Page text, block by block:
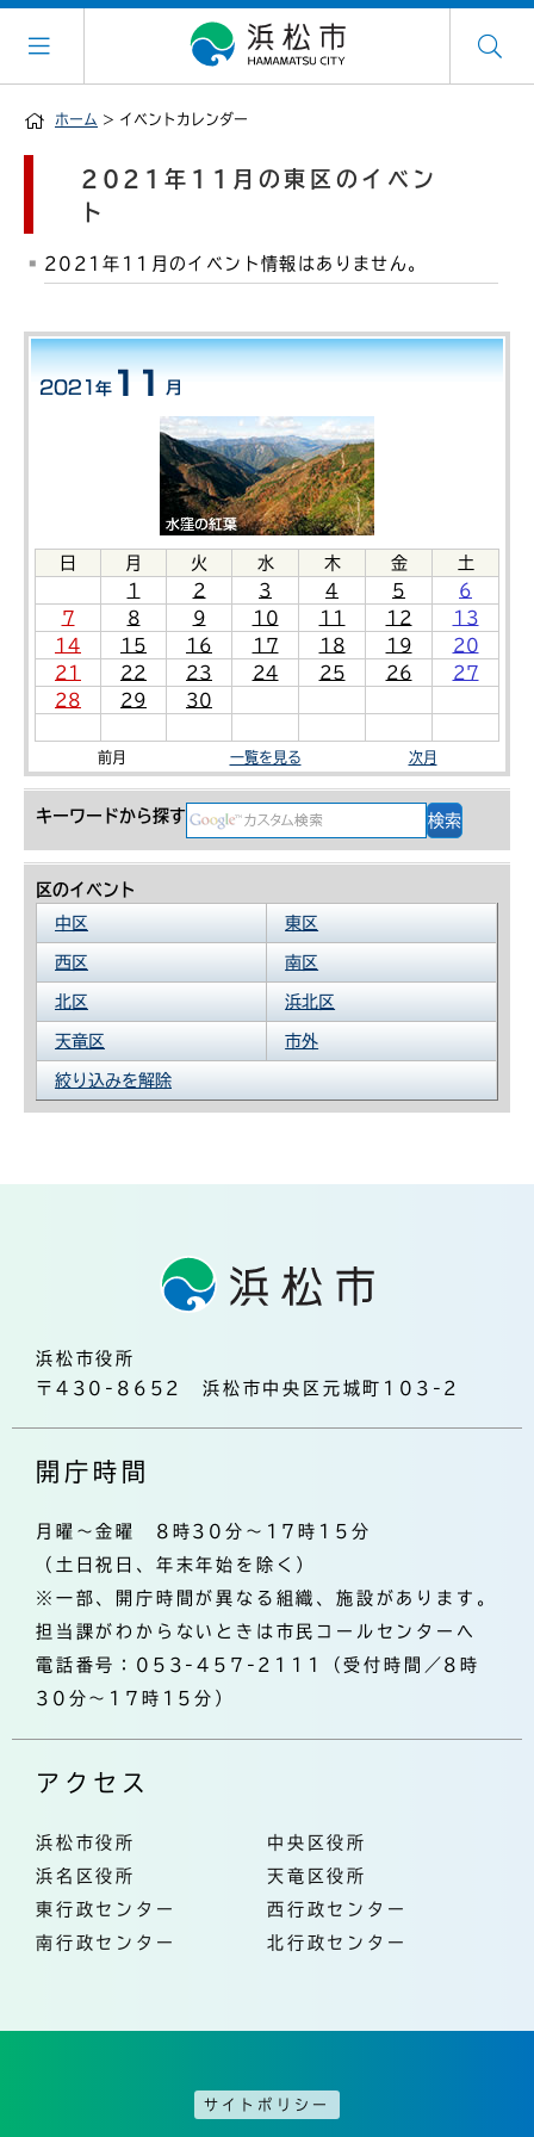
ホーム > イベントカレンダー
日 月 火 水 木 金
土
1
2 3 4 5
6
7
8 9 10 11 12
13
14
15 16 17 18 19
20
21
22 23 24 25 26
27
28
29 30
前月 一覧を見る 次月
キーワードから探す
区のイベント
中区
東区
西区 南区
北区 浜北区
天竜区 市外
絞り込みを解除
2021年11月の東区のイベン
ト
2021年11月のイベント情報はありません。
浜松市役所
〒430-8652 浜松市中央区元城町103-2
開庁時間
月曜～金曜 8時30分～17時15分
（土日祝日、年末年始を除く）
※一部、開庁時間が異なる組織、施設があります。
担当課がわからないときは市民コールセンターへ
電話番号：053-457-2111（受付時間／8時
30分～17時15分）
アクセス
浜松市役所
中央区役所
浜名区役所
天竜区役所
東行政センター
西行政センター
南行政センター
北行政センター
サイトポリシー